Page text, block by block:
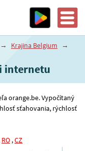
→ Krajina Belgium
→
internetu
orange.be. Vypočítaný
sťahovania, rýchlosť
RO ,CZ